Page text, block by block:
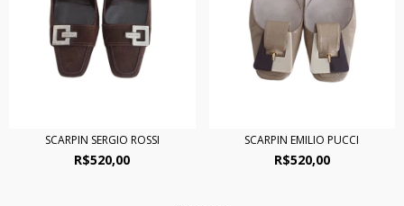
SCARPIN SERGIO ROSSI
R$520,00
SCARPIN EMILIO PUCCI
R$520,00